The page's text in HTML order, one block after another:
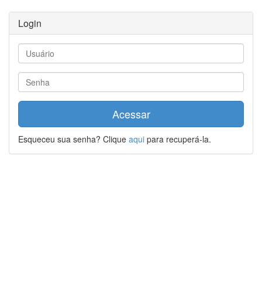
Login
Acessar
Esqueceu sua senha? Clique aqui para recuperá-la.